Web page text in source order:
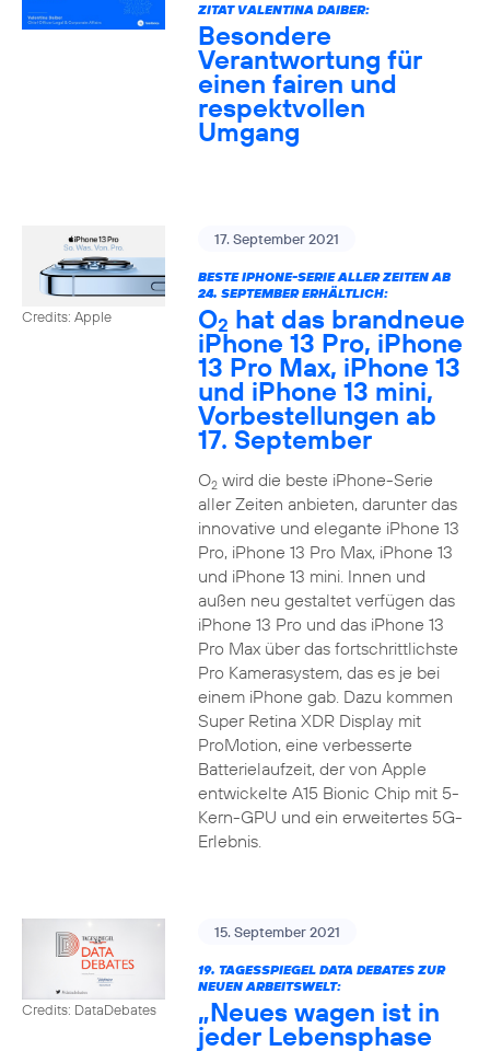
ZITAT VALENTINA DAIBER:
Besondere
Verantwortung für
einen fairen und
respektvollen
Umgang
Credits: Apple
17. September 2021
BESTE IPHONE-SERIE ALLER ZEITEN AB
24. SEPTEMBER ERHÄLTLICH:
O2 hat das brandneue
iPhone 13 Pro, iPhone
13 Pro Max, iPhone 13
und iPhone 13 mini,
Vorbestellungen ab
17. September
O2wird die beste iPhone-Serie
aller Zeiten anbieten, darunter das
innovative und elegante iPhone 13
Pro, iPhone 13 Pro Max, iPhone 13
und iPhone 13 mini. Innen und
außen neu gestaltet verfügen das
iPhone 13 Pro und das iPhone 13
Pro Max über das fortschrittlichste
Pro Kamerasystem, das es je bei
einem iPhone gab. Dazu kommen
Super Retina XDR Display mit
ProMotion, eine verbesserte
Batterielaufzeit, der von Apple
entwickelte A15 Bionic Chip mit 5-
Kern-GPU und ein erweitertes 5G-
Erlebnis.
Credits: DataDebates
15. September 2021
19. TAGESSPIEGEL DATA DEBATES ZUR
NEUEN ARBEITSWELT:
„Neues wagen ist in
jeder Lebensphase